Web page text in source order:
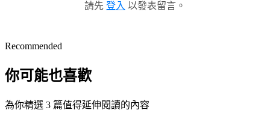
請先 登入 以發表留言。
Recommended
你可能也喜歡
為你精選 3 篇值得延伸閱讀的內容